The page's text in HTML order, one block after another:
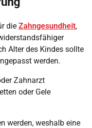
die Zahngesundheit,
Alter des Kindes sollte
werden.
Zahnarzt
oder Gele
werden, weshalb eine